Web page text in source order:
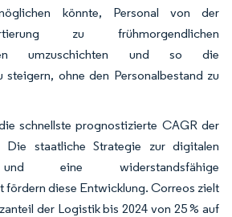
könnte, Personal von der
zu frühmorgendlichen
umzuschichten und so die
steigern, ohne den Personalbestand zu
schnellste prognostizierte CAGR der
staatliche Strategie zur digitalen
und eine widerstandsfähige
fördern diese Entwicklung. Correos zielt
der Logistik bis 2024 von 25 % auf